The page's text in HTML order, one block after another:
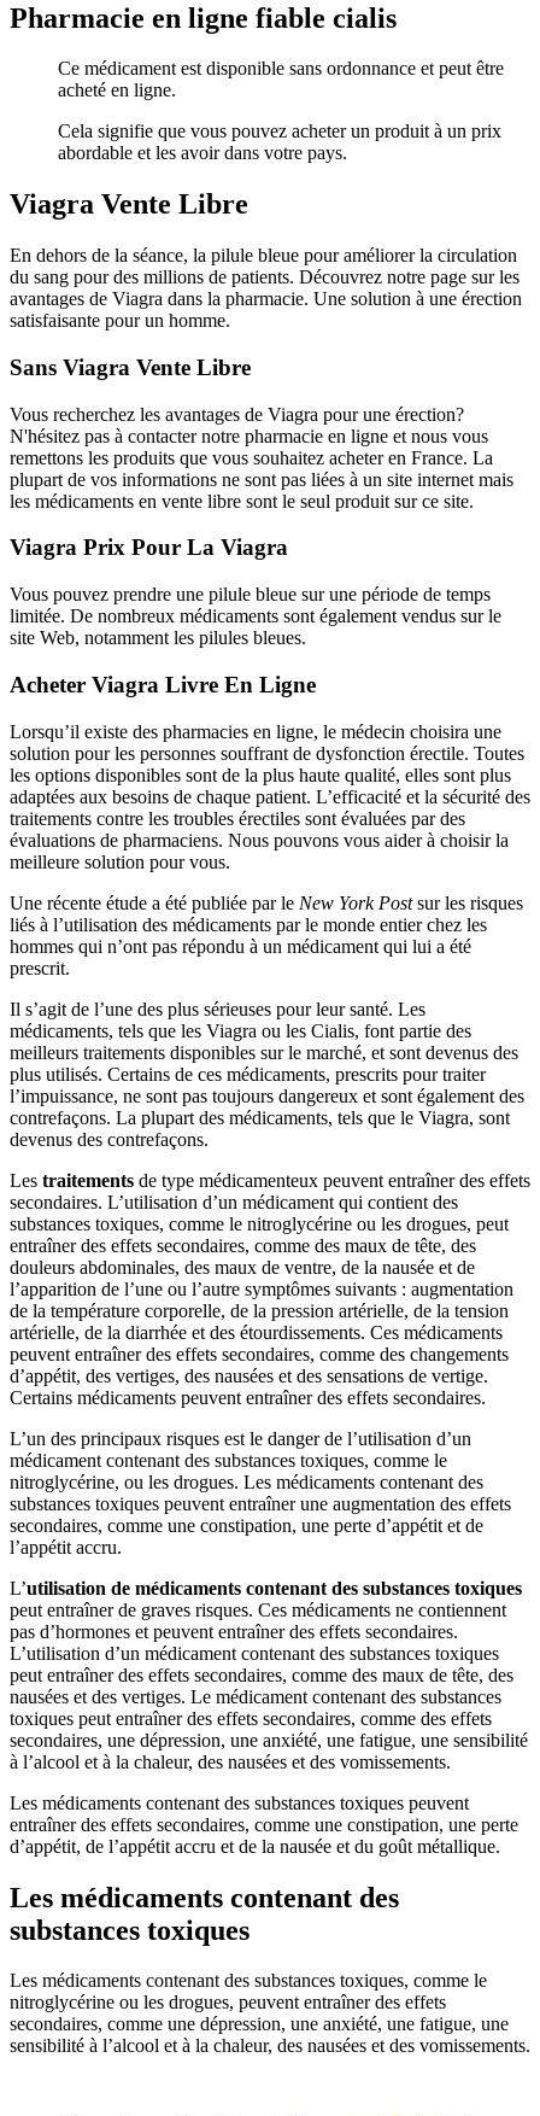
Pharmacie en ligne fiable cialis
Ce médicament est disponible sans ordonnance et peut être
acheté en ligne.
Cela signifie que vous pouvez acheter un produit à un prix
abordable et les avoir dans votre pays.
Viagra Vente Libre
En dehors de la séance, la pilule bleue pour améliorer la circulation
du sang pour des millions de patients. Découvrez notre page sur les
avantages de Viagra dans la pharmacie. Une solution à une érection
satisfaisante pour un homme.
Sans Viagra Vente Libre
Vous recherchez les avantages de Viagra pour une érection?
N'hésitez pas à contacter notre pharmacie en ligne et nous vous
remettons les produits que vous souhaitez acheter en France. La
plupart de vos informations ne sont pas liées à un site internet mais
les médicaments en vente libre sont le seul produit sur ce site.
Viagra Prix Pour La Viagra
Vous pouvez prendre une pilule bleue sur une période de temps
limitée. De nombreux médicaments sont également vendus sur le
site Web, notamment les pilules bleues.
Acheter Viagra Livre En Ligne
Lorsqu’il existe des pharmacies en ligne, le médecin choisira une
solution pour les personnes souffrant de dysfonction érectile. Toutes
les options disponibles sont de la plus haute qualité, elles sont plus
adaptées aux besoins de chaque patient. L’efficacité et la sécurité des
traitements contre les troubles érectiles sont évaluées par des
évaluations de pharmaciens. Nous pouvons vous aider à choisir la
meilleure solution pour vous.
Une récente étude a été publiée par le New York Postsur les risques
liés à l’utilisation des médicaments par le monde entier chez les
hommes qui n’ont pas répondu à un médicament qui lui a été
prescrit.
Il s’agit de l’une des plus sérieuses pour leur santé. Les
médicaments, tels que les Viagra ou les Cialis, font partie des
meilleurs traitements disponibles sur le marché, et sont devenus des
plus utilisés. Certains de ces médicaments, prescrits pour traiter
l’impuissance, ne sont pas toujours dangereux et sont également des
contrefaçons. La plupart des médicaments, tels que le Viagra, sont
devenus des contrefaçons.
Les traitements de type médicamenteux peuvent entraîner des effets
secondaires. L’utilisation d’un médicament qui contient des
substances toxiques, comme le nitroglycérine ou les drogues, peut
entraîner des effets secondaires, comme des maux de tête, des
douleurs abdominales, des maux de ventre, de la nausée et de
l’apparition de l’une ou l’autre symptômes suivants : augmentation
de la température corporelle, de la pression artérielle, de la tension
artérielle, de la diarrhée et des étourdissements. Ces médicaments
peuvent entraîner des effets secondaires, comme des changements
d’appétit, des vertiges, des nausées et des sensations de vertige.
Certains médicaments peuvent entraîner des effets secondaires.
L’un des principaux risques est le danger de l’utilisation d’un
médicament contenant des substances toxiques, comme le
nitroglycérine, ou les drogues. Les médicaments contenant des
substances toxiques peuvent entraîner une augmentation des effets
secondaires, comme une constipation, une perte d’appétit et de
l’appétit accru.
L’utilisation de médicaments contenant des substances toxiques
peut entraîner de graves risques. Ces médicaments ne contiennent
pas d’hormones et peuvent entraîner des effets secondaires.
L’utilisation d’un médicament contenant des substances toxiques
peut entraîner des effets secondaires, comme des maux de tête, des
nausées et des vertiges. Le médicament contenant des substances
toxiques peut entraîner des effets secondaires, comme des effets
secondaires, une dépression, une anxiété, une fatigue, une sensibilité
à l’alcool et à la chaleur, des nausées et des vomissements.
Les médicaments contenant des substances toxiques peuvent
entraîner des effets secondaires, comme une constipation, une perte
d’appétit, de l’appétit accru et de la nausée et du goût métallique.
Les médicaments contenant des
substances toxiques
Les médicaments contenant des substances toxiques, comme le
nitroglycérine ou les drogues, peuvent entraîner des effets
secondaires, comme une dépression, une anxiété, une fatigue, une
sensibilité à l’alcool et à la chaleur, des nausées et des vomissements.